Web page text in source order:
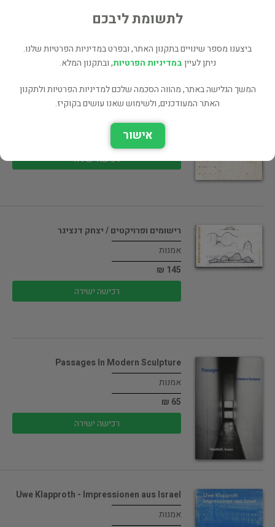
רכישה ישירה
פרו טבע אנטי טבע : ביאנלה…
רכישה ישירה
רישומים ופרויקטים / יצחק דנציגר
אמנות
145 ₪
רכישה ישירה
Passages In Modern Sculpture
אמנות
65 ₪
רכישה ישירה
Uwe Klapproth - Impressionen aus Israel
אמנות
לתשומת ליבכם
ביצענו מספר שינויים בתקנון האתר, ובפרט במדיניות הפרטיות שלנו.
ניתן לעייןבמדיניות הפרטיות, ובתקנון המלא.
המשך הגלישה באתר, מהווה הסכמה שלכם למדיניות הפרטיות ולתקנון
האתר המעודכנים, ולשימוש שאנו עושים בקוקיז.
אישור